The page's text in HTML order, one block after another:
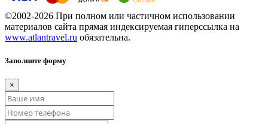
©2002-2026 При полном или частичном использовании
материалов сайта прямая индексируемая гиперссылка на
www.atlantravel.ru обязательна.
Заполните форму
×